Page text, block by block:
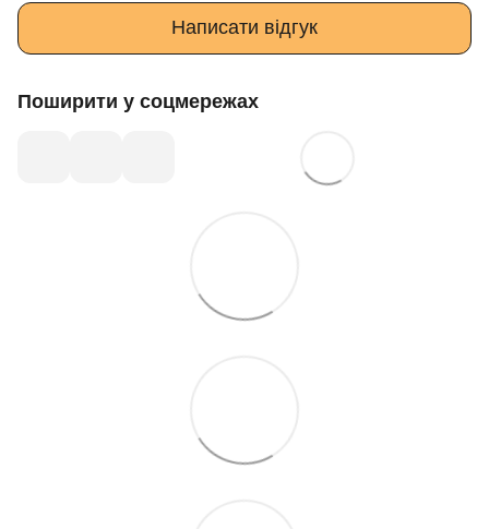
Написати відгук
Поширити у соцмережах